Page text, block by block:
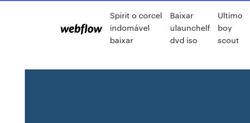
Spirit o corcel
indomável
baixar
Baixar
ulaunchelf
dvd iso
Ultimo
boy
scout